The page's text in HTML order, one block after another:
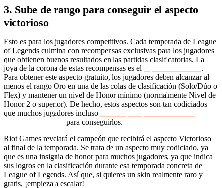
3. Sube de rango para conseguir el aspecto
victorioso
Esto es para los jugadores competitivos. Cada temporada de League
of Legends culmina con recompensas exclusivas para los jugadores
que obtienen buenos resultados en las partidas clasificatorias. La
joya de la corona de estas recompensas es el
.
Para obtener este aspecto gratuito, los jugadores deben alcanzar al
menos el rango Oro en una de las colas de clasificación (Solo/Dúo o
Flex) y mantener un nivel de Honor mínimo (normalmente Nivel de
Honor 2 o superior). De hecho, estos aspectos son tan codiciados
que muchos jugadores incluso
para conseguirlos.
Riot Games revelará el campeón que recibirá el aspecto Victorioso
al final de la temporada. Se trata de un aspecto muy codiciado, ya
que es una insignia de honor para muchos jugadores, ya que indica
sus logros en la clasificación durante esa temporada concreta de
League of Legends. Así que, si quieres un skin realmente raro y
gratis, ¡empieza a escalar!